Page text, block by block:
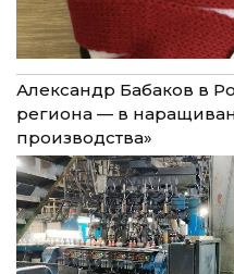
Александр Бабаков в
региона — в
производства»